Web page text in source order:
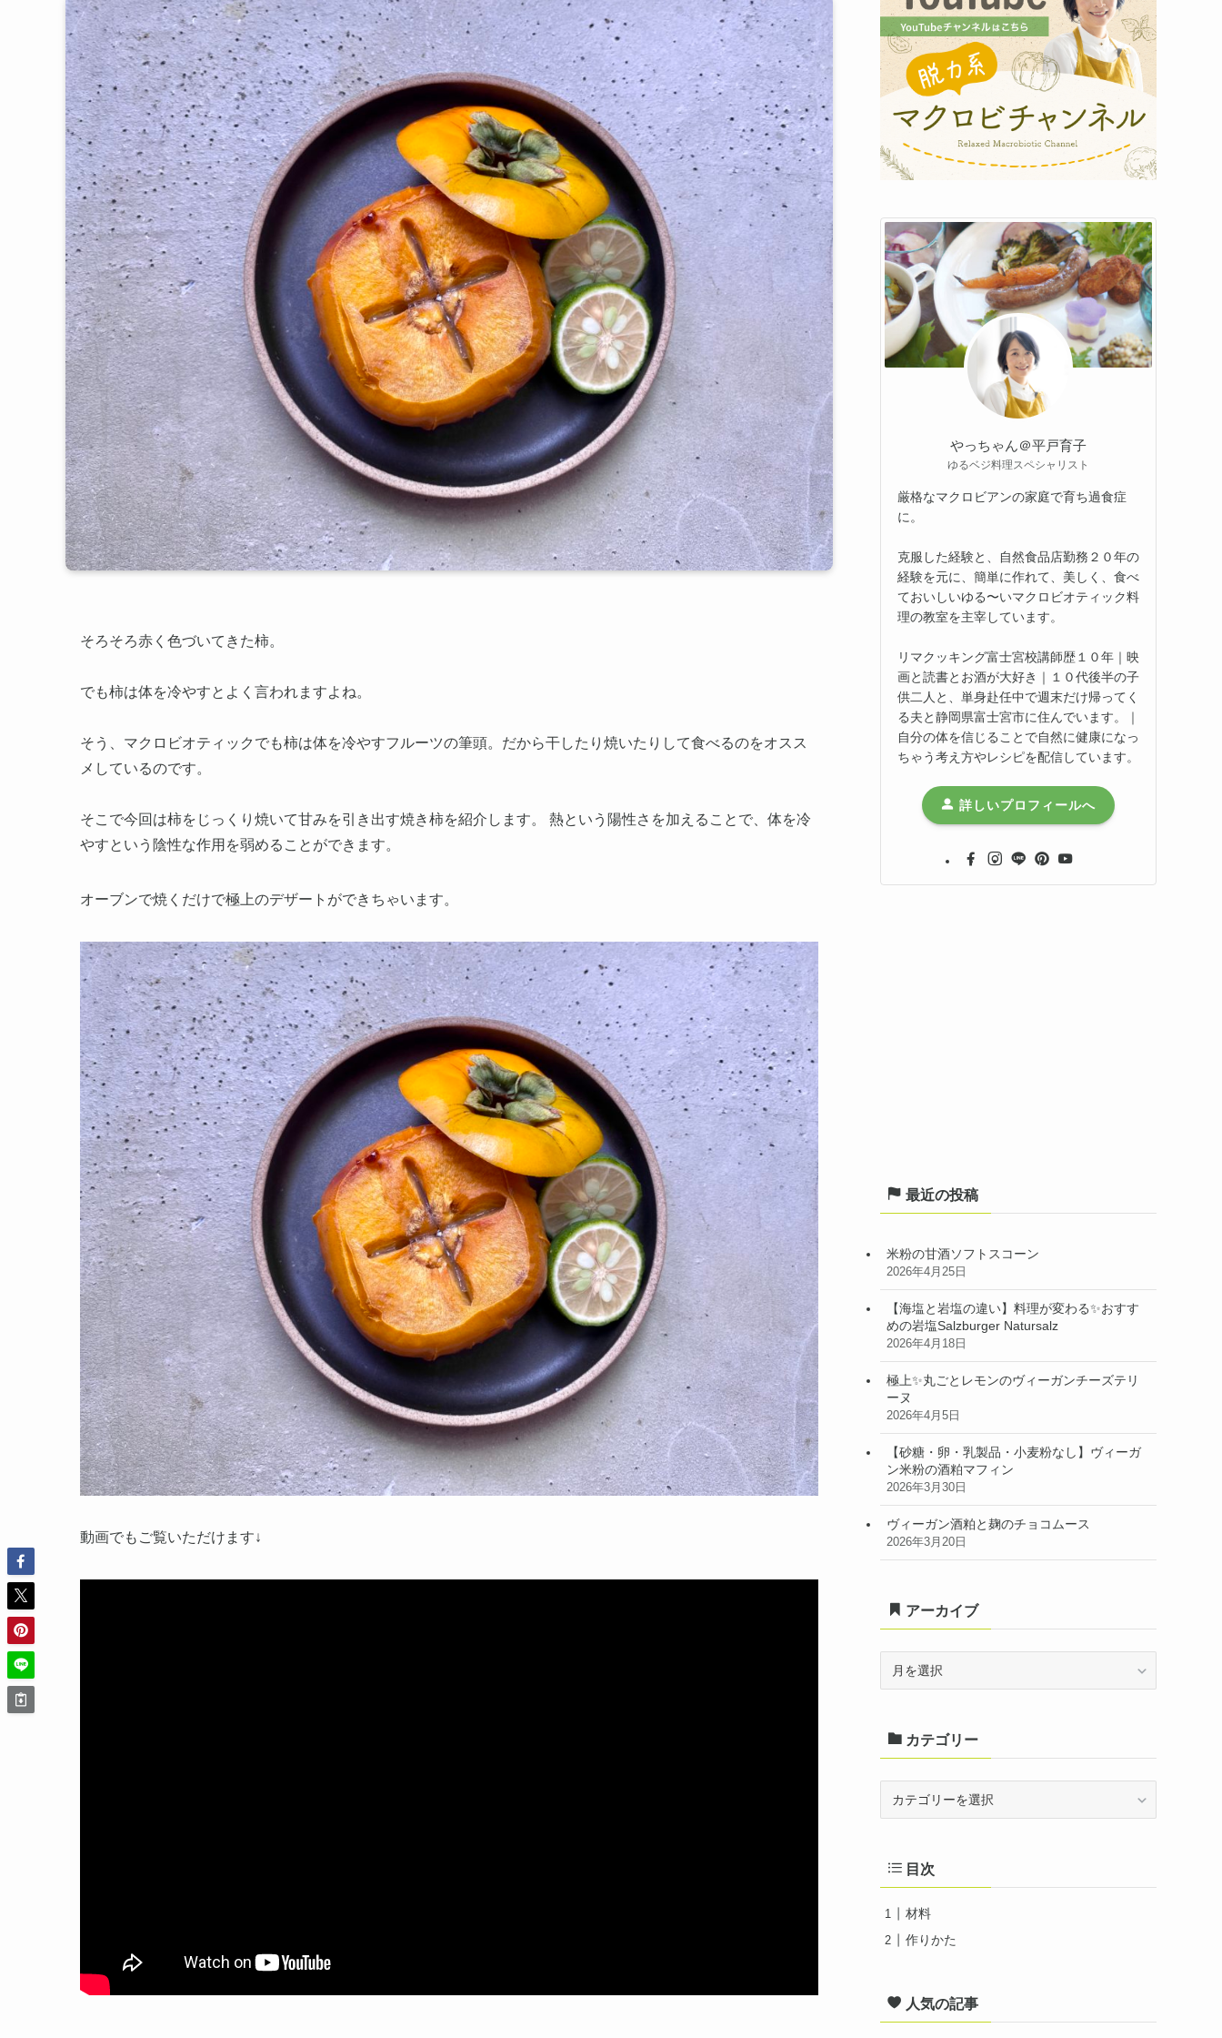
そろそろ赤く色づいてきた柿。
でも柿は体を冷やすとよく言われますよね。
そう、マクロビオティックでも柿は体を冷やすフルーツの筆頭。だから干したり焼いたりして食べるのをオスス
メしているのです。
そこで今回は柿をじっくり焼いて甘みを引き出す焼き柿を紹介します。 熱という陽性さを加えることで、体を冷
やすという陰性な作用を弱めることができます。
オーブンで焼くだけで極上のデザートができちゃいます。
動画でもご覧いただけます↓
やっちゃん＠平戸育子
ゆるベジ料理スペシャリスト
厳格なマクロビアンの家庭で育ち過食症
に。
克服した経験と、自然食品店勤務２０年の
経験を元に、簡単に作れて、美しく、食べ
ておいしいゆる〜いマクロビオティック料
理の教室を主宰しています。
リマクッキング富士宮校講師歴１０年｜映
画と読書とお酒が大好き｜１０代後半の子
供二人と、単身赴任中で週末だけ帰ってく
る夫と静岡県富士宮市に住んでいます。｜
自分の体を信じることで自然に健康になっ
ちゃう考え方やレシピを配信しています。
詳しいプロフィールへ
最近の投稿
米粉の甘酒ソフトスコーン
2026年4月25日
【海塩と岩塩の違い】料理が変わる✨おすす
めの岩塩Salzburger Natursalz
2026年4月18日
極上✨丸ごとレモンのヴィーガンチーズテリ
ーヌ
2026年4月5日
【砂糖・卵・乳製品・小麦粉なし】ヴィーガ
ン米粉の酒粕マフィン
2026年3月30日
ヴィーガン酒粕と麹のチョコムース
2026年3月20日
アーカイブ
ブ
カテゴリー
リ
ー
目次
材料
作りかた
人気の記事